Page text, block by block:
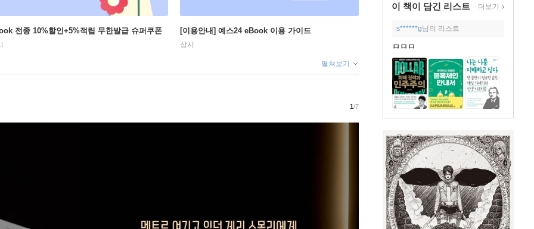
이 책이 담긴 리스트 더보기
s******g님의 리스트
ㅁㅁㅁ
전종 10%할인+5%적립 무한발급 슈퍼쿠폰 [이용안내] 예스24 eBook 이용 가이드
상시
펼쳐보기
1/7